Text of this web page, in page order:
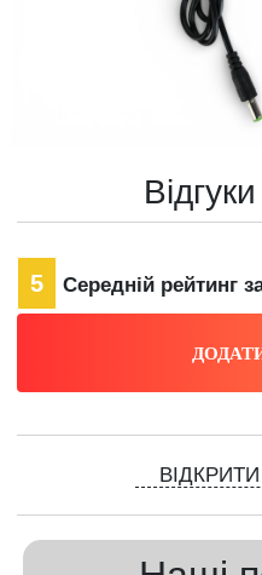
5 Середній рейтинг